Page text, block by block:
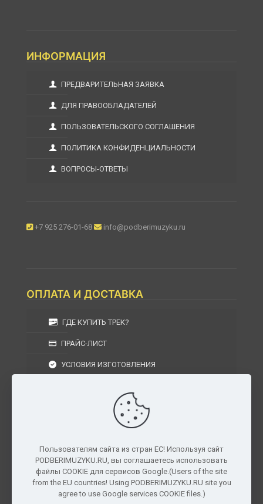
ИНФОРМАЦИЯ
ПРЕДВАРИТЕЛЬНАЯ ЗАЯВКА
ДЛЯ ПРАВООБЛАДАТЕЛЕЙ
ПОЛЬЗОВАТЕЛЬСКОГО СОГЛАШЕНИЯ
ПОЛИТИКА КОНФИДЕНЦИАЛЬНОСТИ
ВОПРОСЫ-ОТВЕТЫ
+7 925 276-01-68 info@podberimuzyku.ru
ОПЛАТА И ДОСТАВКА
ГДЕ КУПИТЬ ТРЕК?
ПРАЙС-ЛИСТ
УСЛОВИЯ ИЗГОТОВЛЕНИЯ
УСЛОВИЯ ВОЗВРАТА
г. Москва, Московская область, Центральный
федеральный округ, РФ, Россия
Пользователям сайта из стран ЕС! Используя сайт
PODBERIMUZYKU.RU, вы соглашаетесь использовать
файлы COOKIE для сервисов Google.(Users of the site
from the EU countries! Using PODBERIMUZYKU.RU site you
agree to use Google services COOKIE files.)